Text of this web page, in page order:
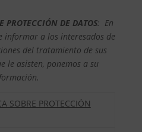
DE DATOS: En
informar a los interesados de
del tratamiento de sus
le asisten, ponemos a su
SOBRE PROTECCIÓN